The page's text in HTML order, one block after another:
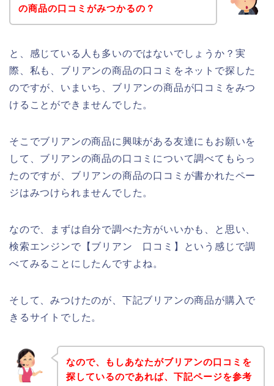
の商品の口コミがみつかるの？
と、感じている人も多いのではないでしょうか？実
際、私も、ブリアンの商品の口コミをネットで探した
のですが、いまいち、ブリアンの商品が口コミをみつ
けることができませんでした。
そこでブリアンの商品に興味がある友達にもお願いを
して、ブリアンの商品の口コミについて調べてもらっ
たのですが、ブリアンの商品の口コミが書かれたペー
ジはみつけられませんでした。
なので、まずは自分で調べた方がいいかも、と思い、
検索エンジンで【ブリアン 口コミ】という感じで調
べてみることにしたんですよね。
そして、みつけたのが、下記ブリアンの商品が購入で
きるサイトでした。
なので、もしあなたがブリアンの口コミを
探しているのであれば、下記ページを参考